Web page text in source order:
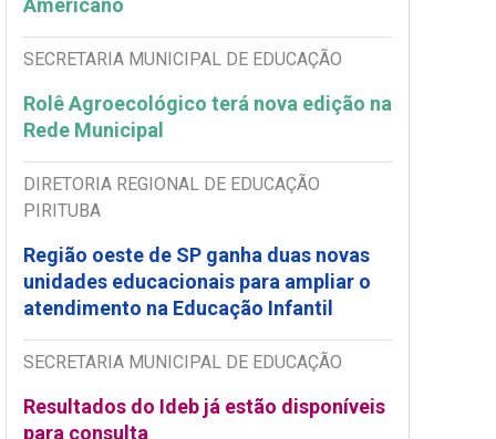
Americano
SECRETARIA MUNICIPAL DE EDUCAÇÃO
Rolê Agroecológico terá nova edição na
Rede Municipal
DIRETORIA REGIONAL DE EDUCAÇÃO
PIRITUBA
Região oeste de SP ganha duas novas
unidades educacionais para ampliar o
atendimento na Educação Infantil
SECRETARIA MUNICIPAL DE EDUCAÇÃO
Resultados do Ideb já estão disponíveis
para consulta